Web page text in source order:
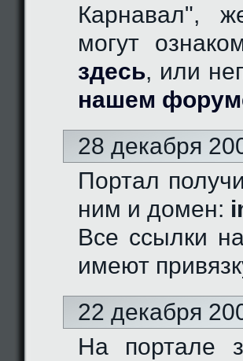
Карнавал",
могут
здесь, или
нашем
28 декабря
Портал
ним и домен:
Все ссылки
имеют
22 декабря
На портале